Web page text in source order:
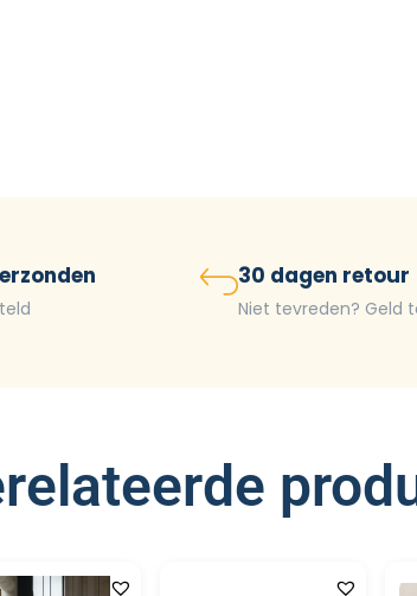
30 dagen retour
Niet tevreden? Geld